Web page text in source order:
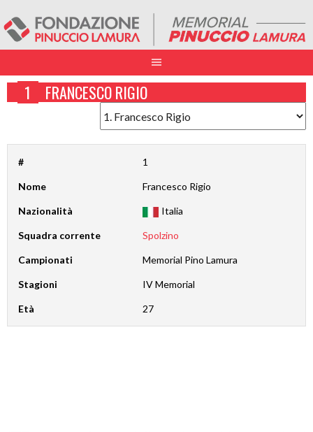
1 FRANCESCO RIGIO
# 1
Nome Francesco Rigio
Nazionalità Italia
Squadra corrente Spolzino
Campionati Memorial Pino Lamura
Stagioni IV Memorial
Età 27